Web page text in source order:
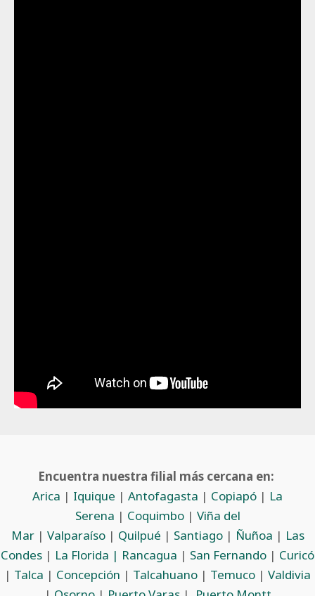
Encuentra nuestra filial más cercana en:
Arica | Iquique | Antofagasta | Copiapó | La
Serena | Coquimbo| Viña del
Mar| Valparaíso| Quilpué | Santiago| Ñuñoa | Las
Condes | La Florida | Rancagua | San Fernando | Curicó
| Talca | Concepción | Talcahuano | Temuco | Valdivia